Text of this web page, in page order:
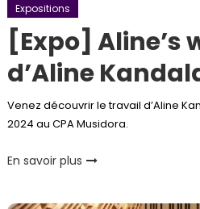
Expositions
[Expo] Aline’s
d’Aline
Venez découvrir le travail d’Aline
2024 au CPA Musidora.
En savoir plus